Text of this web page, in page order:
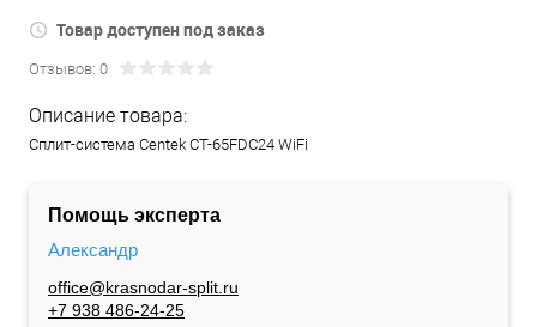
Товар доступен под заказ
Отзывов: 0
Описание товара:
Сплит-система Centek CT-65FDC24 WiFi
Помощь эксперта
Александр
office@krasnodar-split.ru
+7 938 486-24-25